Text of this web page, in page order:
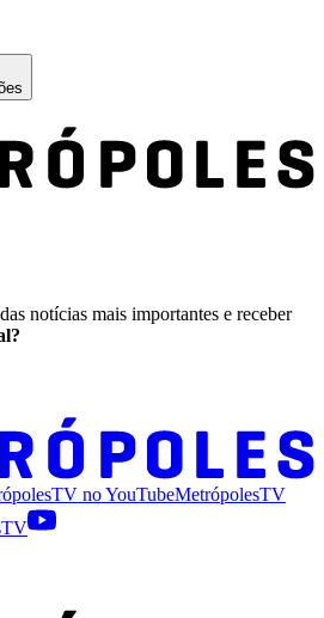
notícias mais importantes e receber
noYouTubeMetrópolesTV